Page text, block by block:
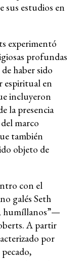
estudios en
experimentó
profundas
haber sido
espiritual en
incluyeron
la presencia
marco
también
objeto de
con el
galés Seth
humíllanos”—
A partir
por